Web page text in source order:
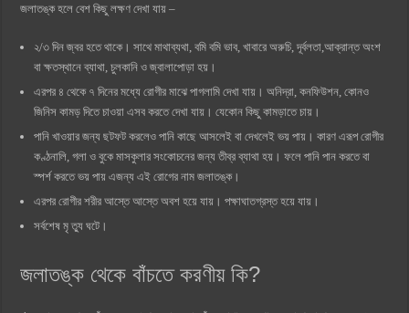
জলাতঙ্ক হলে বেশ কিছু লক্ষণ দেখা যায় –
২/৩ দিন জ্বর হতে থাকে। সাথে মাথাব্যথা, বমি বমি ভাব, খাবারে অরুচি, দূর্বলতা,আক্রান্ত অংশ
বা ক্ষতস্থানে ব্যাথা, চুলকানি ও জ্বালাপোড়া হয়।
এরপর ৪ থেকে ৭ দিনের মধ্যে রোগীর মাঝে পাগলামি দেখা যায়। অনিদ্রা, কনফিউশন, কোনও
জিনিস কামড় দিতে চাওয়া এসব করতে দেখা যায়। যেকোন কিছু কামড়াতে চায়।
পানি খাওয়ার জন্য ছটফট করলেও পানি কাছে আসলেই বা দেখলেই ভয় পায়। কারণ এরূপ রোগীর
কণ্ঠনালি, গলা ও বুকে মাসকুলার সংকোচনের জন্য তীব্র ব্যাথা হয়। ফলে পানি পান করতে বা
স্পর্শ করতে ভয় পায় এজন্য এই রোগের নাম জলাতঙ্ক।
এরপর রোগীর শরীর আস্তে আস্তে অবশ হয়ে যায়। পক্ষাঘাতগ্রস্ত হয়ে যায়।
সর্বশেষ মৃ ত্যু ঘটে।
জলাতঙ্ক থেকে বাঁচতে করণীয় কি?